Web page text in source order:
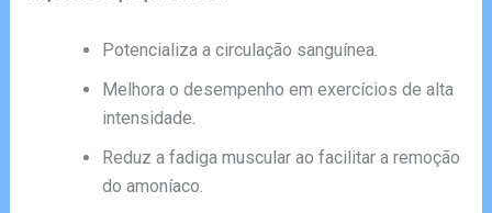
Potencializa a circulação sanguínea.
Melhora o desempenho em exercícios de alta
intensidade.
Reduz a fadiga muscular ao facilitar a remoção
do amoníaco.